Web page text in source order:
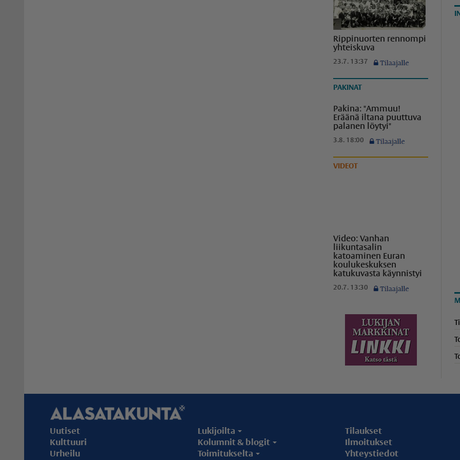
Rippinuorten rennompi
yhteiskuva
23.7. 13:37
PAKINAT
Pakina: "Ammuu!
Eräänä iltana puuttuva
palanen löytyi"
3.8. 18:00
VIDEOT
Video: Vanhan
liikuntasalin
katoaminen Euran
koulukeskuksen
katukuvasta käynnistyi
20.7. 13:30
Uutiset
Kulttuuri
Urheilu
Lukijoilta
Kolumnit & blogit
Toimitukselta
Tilaukset
Ilmoitukset
Yhteystiedot